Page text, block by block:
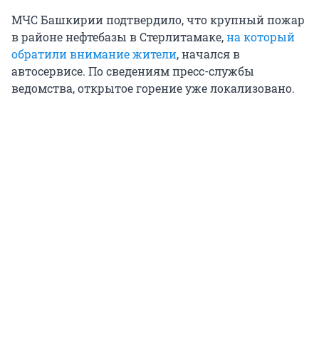
МЧС Башкирии подтвердило, что крупный пожар
в районе нефтебазы в Стерлитамаке,на который
обратили внимание жители, начался в
автосервисе. По сведениям пресс-службы
ведомства, открытое горение уже локализовано.